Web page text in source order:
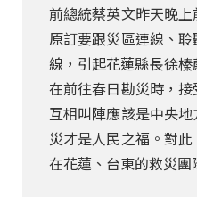
前總統蔡英文昨天晚上
原訂要跟災區連線、
線，引起花蓮縣長徐
在前往春日勘災時，
互相叫陣應該是中央
災才是人民之福。對
在花蓮、台東的救災團